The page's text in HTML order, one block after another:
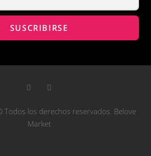
los derechos reservados. Belove
Market